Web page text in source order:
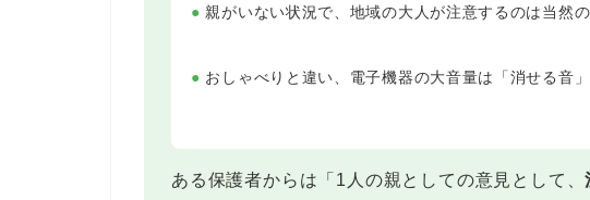
● 親がいない状況で、地域の大人が注意するのは当然
● おしゃべりと違い、電子機器の大音量は「消せる音
ある保護者からは「1人の親としての意見として、